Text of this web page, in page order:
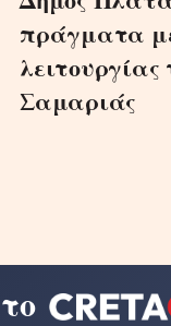
πράγματα
Σαμαριάς